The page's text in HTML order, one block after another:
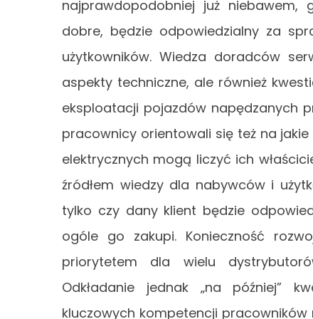
najprawdopodobniej już
dobre, będzie odpowiedzialny za
użytkowników. Wiedza doradców
aspekty techniczne, ale również
eksploatacji pojazdów napędzanych
pracownicy orientowali się też na
elektrycznych mogą liczyć ich
źródłem wiedzy dla nabywców i
tylko czy dany klient będzie
ogóle go zakupi. Konieczność
priorytetem dla wielu
Odkładanie jednak „na później”
kluczowych kompetencji pracowników